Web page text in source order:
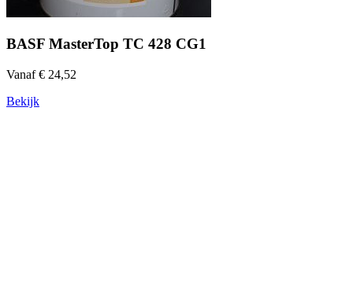
BASF MasterTop TC 428 CG1
Vanaf € 24,52
Bekijk